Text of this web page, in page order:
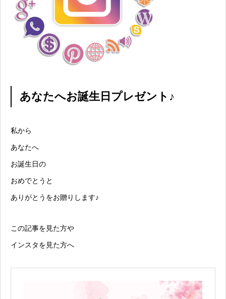
あなたへお誕生日プレゼント♪
私から
あなたへ
お誕生日の
おめでとうと
ありがとうをお贈りします♪
この記事を見た方や
インスタを見た方へ